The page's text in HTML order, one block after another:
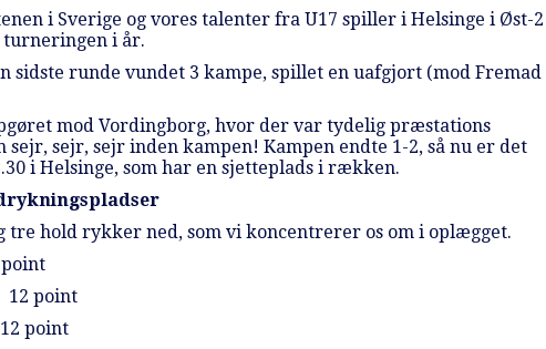
i Sverige og vores talenter fra U17 spiller i Helsinge i Øst-2
i år.
sidste runde vundet 3 kampe, spillet en uafgjort (mod Fremad
mod Vordingborg, hvor der var tydelig præstations
sejr, sejr, sejr inden kampen! Kampen endte 1-2, så nu er det
i Helsinge, som har en sjetteplads i rækken.
tre hold rykker ned, som vi koncentrerer os om i oplægget.
12 point
point